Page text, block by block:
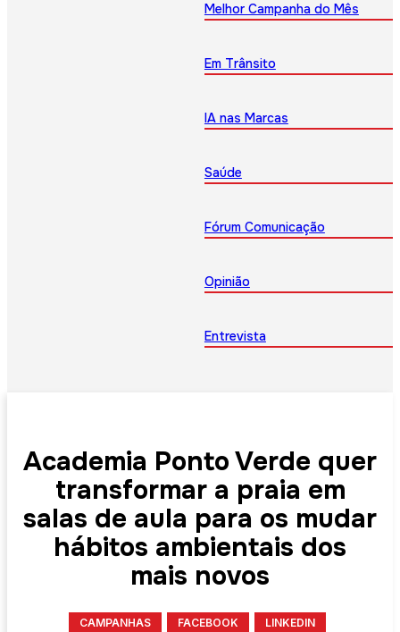
Melhor Campanha do Mês
Em Trânsito
IA nas Marcas
Saúde
Fórum Comunicação
Opinião
Entrevista
Academia Ponto Verde quer
transformar a praia em
salas de aula para os mudar
hábitos ambientais dos
mais novos
CAMPANHAS FACEBOOK LINKEDIN